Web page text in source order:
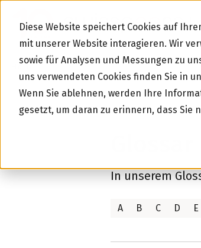
Diese Website speichert Cookies auf
mit unserer Website interagieren. Wir
sowie für Analysen und Messungen zu
uns verwendeten Cookies finden Sie in
Wenn Sie ablehnen, werden Ihre
gesetzt, um daran zu erinnern, dass Sie
Glossar
In unserem
A B C D E